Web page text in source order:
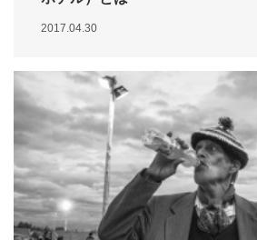
2017.04.30